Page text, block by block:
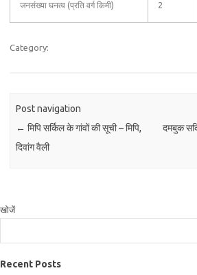
जनसंख्या घनत्व (प्रति वर्ग किमी) 2
Category:
Post navigation
← मिपि सर्किल के गांवों की सूची – मिपि,
दिवांग वैली
दमबुक
खोजें
Recent Posts